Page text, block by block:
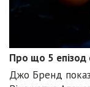
Про що 5 епізод
Джо Бренд